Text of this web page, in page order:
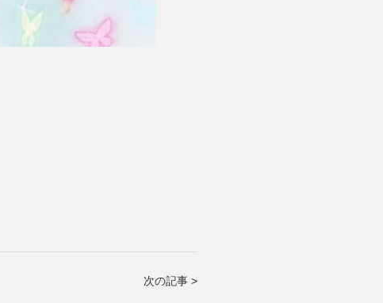
次の記事 >